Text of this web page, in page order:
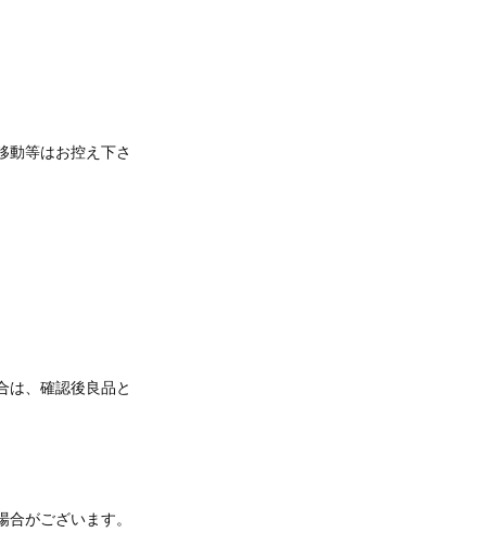
動等はお控え下さ
は、確認後良品と
がございます。